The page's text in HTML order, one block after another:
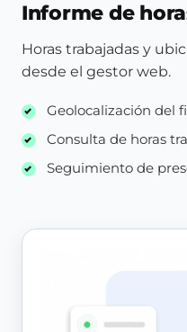
Informe de
Horas trabajadas y
desde el gestor web.
Geolocalización del
Consulta de horas
Seguimiento de